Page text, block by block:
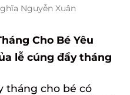
Nguyễn Xuân
Cho Bé Yêu
lễ cúng đầy tháng
tháng cho bé có